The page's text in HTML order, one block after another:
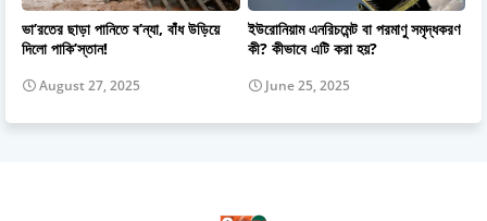
ভা’রতের ছাড়া পানিতে ব’ন্যা, বাঁধ উড়িয়ে
দিলো পাকি’স্তান!
August 27, 2025
ইউরোনিয়াম এনরিচমেন্ট বা পরমাণু সমৃদ্ধকরণ
কী? কীভাবে এটি করা হয়?
June 25, 2025